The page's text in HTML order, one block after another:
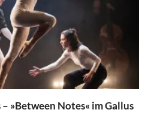
»Between Notes« im Gallus